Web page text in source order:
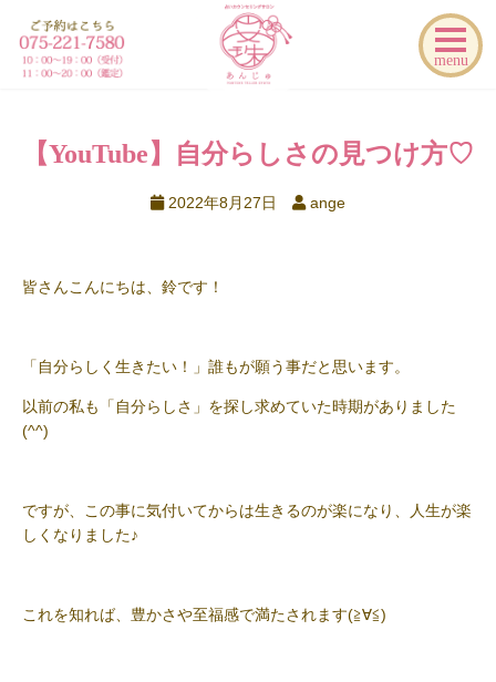
menu
【YouTube】自分らしさの見つけ方♡
2022年8月27日 ange
皆さんこんにちは、鈴です！
「自分らしく生きたい！」誰もが願う事だと思います。
以前の私も「自分らしさ」を探し求めていた時期がありました
(^^)
ですが、この事に気付いてからは生きるのが楽になり、人生が楽
しくなりました♪
これを知れば、豊かさや至福感で満たされます(≧∀≦)